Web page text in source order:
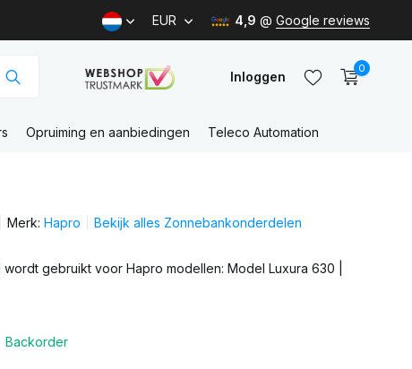
EUR 4,9 @ Google reviews
Inloggen
Account
0
Opruiming en aanbiedingen Teleco Automation
Merk: Hapro Bekijk alles Zonnebankonderdelen
gebruikt voor Hapro modellen: Model Luxura 630 |
Backorder